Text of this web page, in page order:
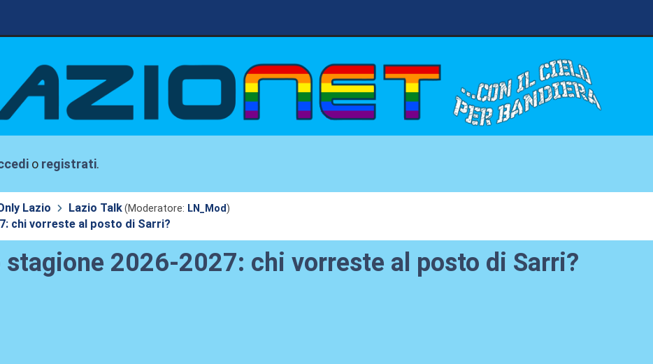
o registrati.
Lazio Lazio Talk(Moderatore: LN_Mod)
chi vorreste al posto di Sarri?
2026-2027: chi vorreste al posto di Sarri?